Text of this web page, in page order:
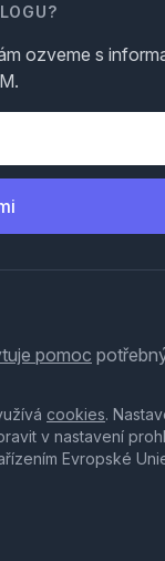
ozveme s
pomoc
cookies.
v nastavení
Evropské